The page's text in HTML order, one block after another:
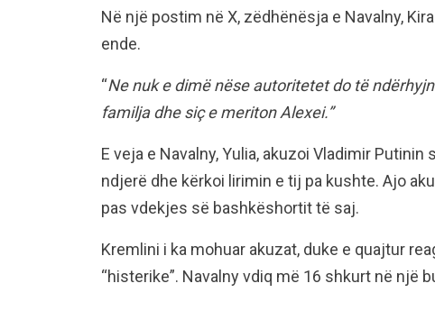
Në një postim në X, zëdhënësja e Navalny,
ende.
“Ne nuk e dimë nëse autoritetet do të
familja dhe siç e meriton Alexei.”
E veja e Navalny, Yulia, akuzoi Vladimir
ndjerë dhe kërkoi lirimin e tij pa kushte. Ajo
pas vdekjes së bashkëshortit të saj.
Kremlini i ka mohuar akuzat, duke e quajtur
“histerike”. Navalny vdiq më 16 shkurt në një